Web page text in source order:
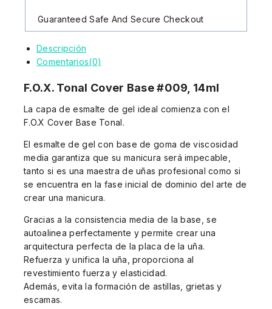
Guaranteed Safe And Secure Checkout
Descripción
Comentarios(0)
F.O.X. Tonal Cover Base #009, 14ml
La capa de esmalte de gel ideal comienza con el
F.O.X Cover Base Tonal.
El esmalte de gel con base de goma de viscosidad
media garantiza que su manicura será impecable,
tanto si es una maestra de uñas profesional como si
se encuentra en la fase inicial de dominio del arte de
crear una manicura.
Gracias a la consistencia media de la base, se
autoalinea perfectamente y permite crear una
arquitectura perfecta de la placa de la uña.
Refuerza y unifica la uña, proporciona al
revestimiento fuerza y elasticidad.
Además, evita la formación de astillas, grietas y
escamas.